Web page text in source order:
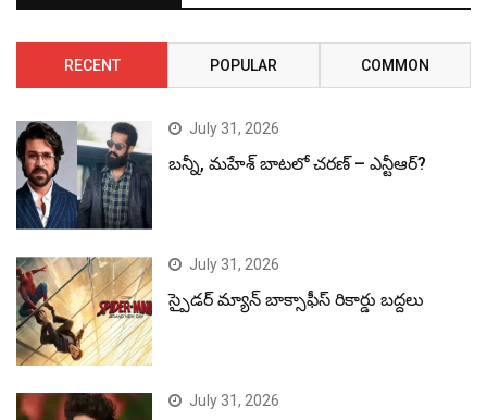
RECENT POPULAR COMMON
July 31, 2026
బన్నీ, మహేశ్ బాటలో చరణ్ – ఎన్టీఆర్?
July 31, 2026
స్పైడర్ మ్యాన్ బాక్సాఫీస్ రికార్డు బద్దలు
July 31, 2026